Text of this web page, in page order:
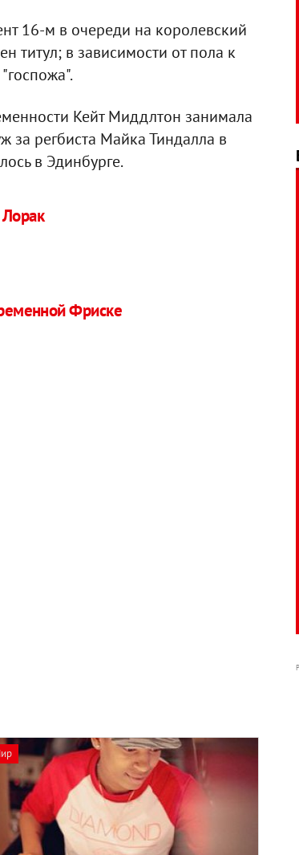
16-м в очереди на королевский
титул; в зависимости от пола к
Кейт Миддлтон занимала
за регбиста Майка Тиндалла в
в Эдинбурге.
Лорак
Фриске